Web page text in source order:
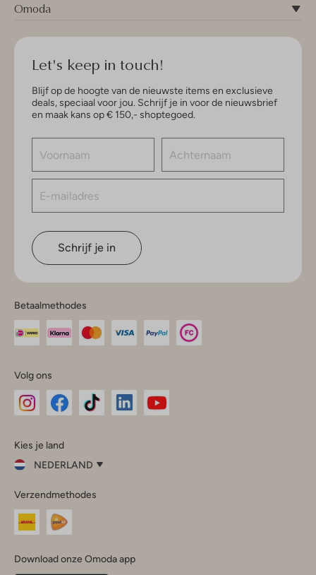
Omoda
Let's keep in touch!
Blijf op de hoogte van de nieuwste items en exclusieve
deals, speciaal voor jou. Schrijf je in voor de nieuwsbrief
en maak kans op € 150,- shoptegoed.
Schrijf je in
Betaalmethodes
Volg ons
InstagramFacebook
Kies je land
NEDERLAND
je
land
Nederland
Belgique(Français)
Verzendmethodes
Download onze Omoda app